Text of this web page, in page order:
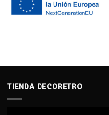
TIENDA DECORETRO